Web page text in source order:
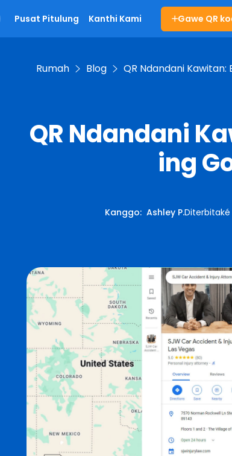
Pusat Pitulung Kanthi Kami Gawe QR
Rumah Blog QR Ndandani Kawitan:
QR Ndandani
ing
Kanggo: Ashley P.Diterbitaké